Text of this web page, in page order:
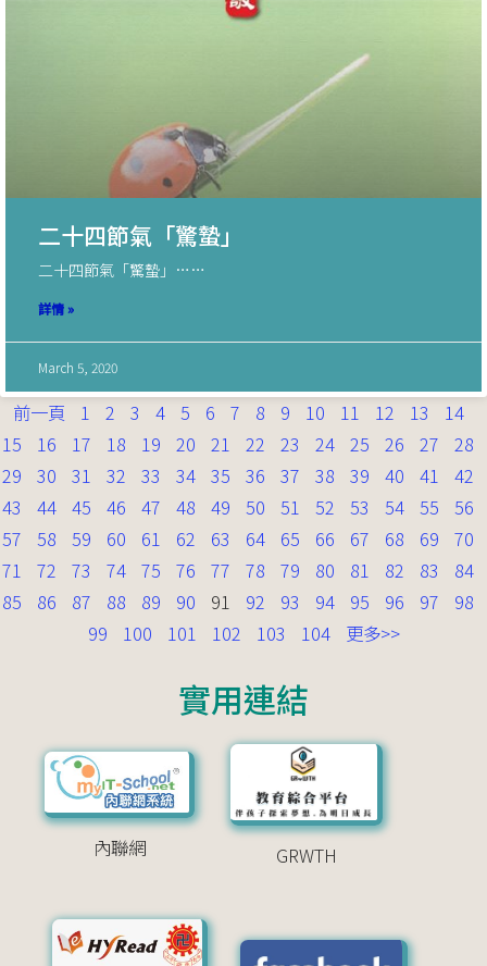
二十四節氣「驚蟄」
二十四節氣「驚蟄」……
詳情 »
March 5, 2020
前一頁 1 2 3 4 5 6 7 8 9 10 11 12 13
14
15
16 17 18 19 20 21 22 23 24 25 26 27
28
29
30 31 32 33 34 35 36 37 38 39 40 41
42
43
44 45 46 47 48 49 50 51 52 53 54 55
56
57
58 59 60 61 62 63 64 65 66 67 68 69
70
71
72 73 74 75 76 77 78 79 80 81 82 83
84
85
86 87 88 89 90 91 92 93 94 95 96 97
98
99
100 101 102 103 104 更多>>
實用連結
內聯網 GRWTH